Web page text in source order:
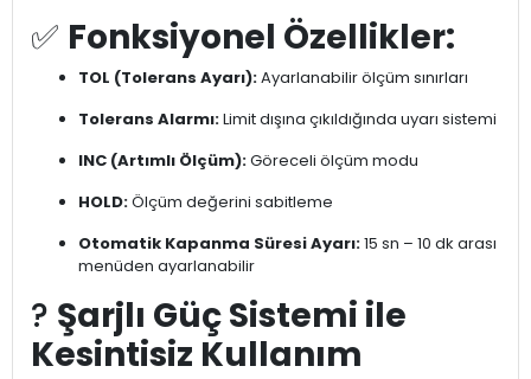
✅ Fonksiyonel Özellikler:
TOL (Tolerans Ayarı):Ayarlanabilir ölçüm sınırları
Tolerans Alarmı:Limit dışına çıkıldığında uyarı sistemi
INC (Artımlı Ölçüm):Göreceli ölçüm modu
HOLD:Ölçüm değerini sabitleme
Otomatik Kapanma Süresi Ayarı:15 sn – 10 dk arası
menüden ayarlanabilir
? Şarjlı Güç Sistemi ile
Kesintisiz Kullanım